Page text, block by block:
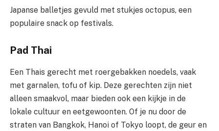
Japanse balletjes gevuld met stukjes octopus, een
populaire snack op festivals.
Pad Thai
Een Thais gerecht met roergebakken noedels, vaak
met garnalen, tofu of kip. Deze gerechten zijn niet
alleen smaakvol, maar bieden ook een kijkje in de
lokale cultuur en eetgewoonten. Of je nu door de
straten van Bangkok, Hanoi of Tokyo loopt, de geur en